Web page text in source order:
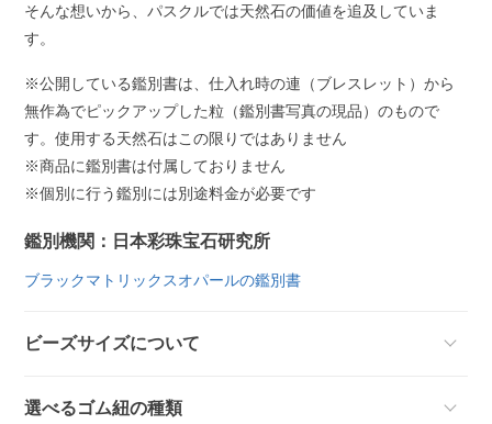
そんな想いから、パスクルでは天然石の価値を追及していま
す。
※公開している鑑別書は、仕入れ時の連（ブレスレット）から
無作為でピックアップした粒（鑑別書写真の現品）のもので
す。使用する天然石はこの限りではありません
※商品に鑑別書は付属しておりません
※個別に行う鑑別には別途料金が必要です
鑑別機関：日本彩珠宝石研究所
ブラックマトリックスオパールの鑑別書
ビーズサイズについて
選べるゴム紐の種類